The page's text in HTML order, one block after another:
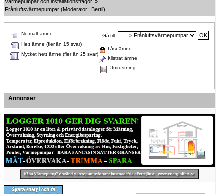
Värmepumpar och installationsfrågor. »
Frånluftsvärmepumpar (Moderator: Bertil)
Gå till:
Normalt ämne
Hett ämne (fler än 15 svar)
Mycket hett ämne (fler än 25 svar)
Låst ämne
Klistrat ämne
Omröstning
Annonser